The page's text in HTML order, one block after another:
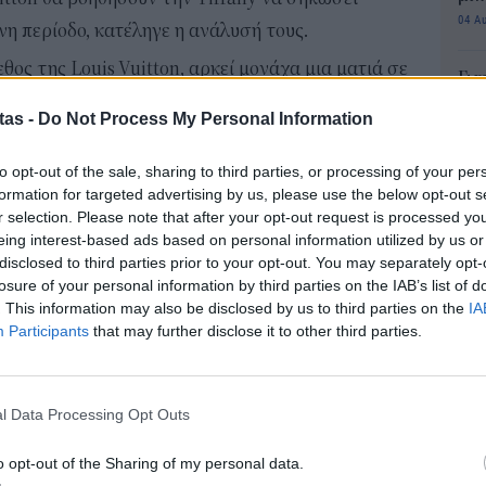
- Do Not Process My Personal Information
opt-out of the sale, sharing to third parties, or processing of your
for targeted advertising by us, please use the below opt-out
selection. Please note that after your opt-out request is processed
interest-based ads based on personal information utilized by us
to third parties prior to your opt-out. You may separately
of your personal information by third parties on the IAB’s list of
This information may also be disclosed by us to third parties on the
Participants that may further disclose it to other third parties.
Data Processing Opt Outs
opt-out of the Sharing of my personal data.
περίοδο, κατέληγε η ανάλυσή τους.
της Louis Vuitton, αρκεί μονάχα μια ματιά σε
στο δυναμικό της.
στην οικογένεια της Louis Vuitton
οίκοι.
1780), TAG Ηeuer (1860), Zenith (1865),
(1980). Πλέον στην LVMH ανήκει και η
και στον χώρο των αρωμάτων και των
της έχει τα εξής 13 δυνατά brands:
(1916), Christian Dior (1947), Givenchy (1957),
For Ever (1984), KENZO (1988), FRESH
Maison Francis Krkdijan (2009), Mark Jacobs
Beauty By Rihanna (2017)
04
e-
04